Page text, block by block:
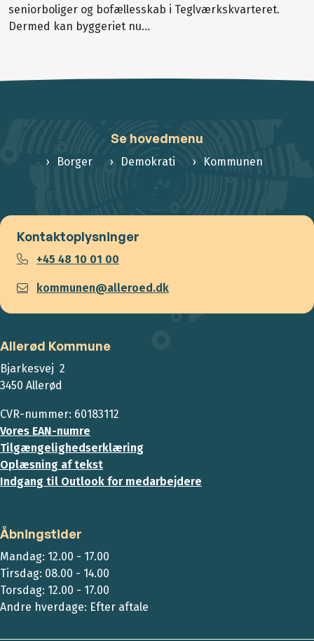
seniorboliger og bofællesskab i Teglværkskvarteret.
Dermed kan byggeriet nu...
Se hovedmenu
Borger Demokrati Kommunen
Kontaktoplysninger
+45 48 10 01 00
kommunen@alleroed.dk
Allerød Kommune
Bjarkesvej 2
3450 Allerød
CVR-nummer: 60183112
Vores EAN-numre
Tilgængelighedserklæring
Oplæsning af tekst
Indgang til Outlook for medarbejdere
Åbningstider
Mandag: 12.00 - 17.00
Tirsdag: 08.00 - 14.00
Torsdag: 12.00 - 17.00
Andre hverdage: Efter aftale